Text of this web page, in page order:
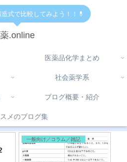
式で比較してみよう！！💊
薬.online
医薬品化学まとめ
社会薬学系
ブログ概要・紹介
メのブログ集
一般向け／コラム／雑記